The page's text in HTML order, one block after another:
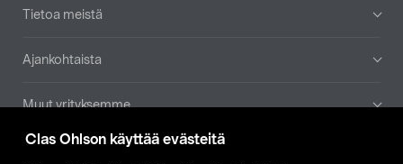
Clas Ohlson käyttää evästeitä
Tietoa meistä
Ajankohtaista
Muut yrityksemme
Etsi myymälä